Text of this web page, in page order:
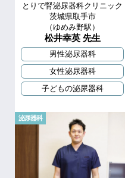
とりで腎泌尿器科クリニック
茨城県取手市
（ゆめみ野駅）
松井幸英 先生
男性泌尿器科
女性泌尿器科
子どもの泌尿器科
泌尿器科